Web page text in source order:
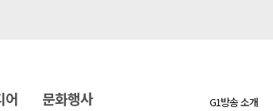
어 문화행사 G1방송 소개